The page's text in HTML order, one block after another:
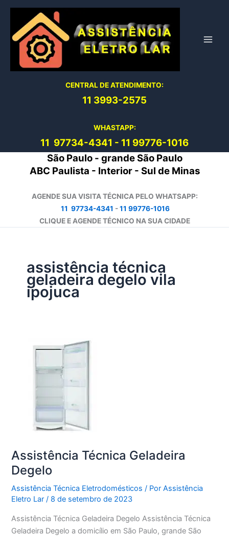
conteúdo
CENTRAL DE ATENDIMENTO:
11 3993-2575
WHASTAPP:
11 97734-4341 - 11 99776-1016
São Paulo - grande São Paulo
ABC Paulista - Interior - Sul de Minas
AGENDE SUA VISITA TÉCNICA PELO WHATSAPP:
11 97734-4341 -11 99776-1016
CLIQUE E AGENDE TÉCNICO NA SUA CIDADE
assistência técnica
geladeira degelo vila
ipojuca
Assistência Técnica Geladeira
Degelo
Assistência Técnica Eletrodomésticos / PorAssistência
Eletro Lar/ 8 de setembro de 2023
Assistência Técnica Geladeira Degelo Assistência Técnica
Geladeira Degelo a domicílio em São Paulo, grande São